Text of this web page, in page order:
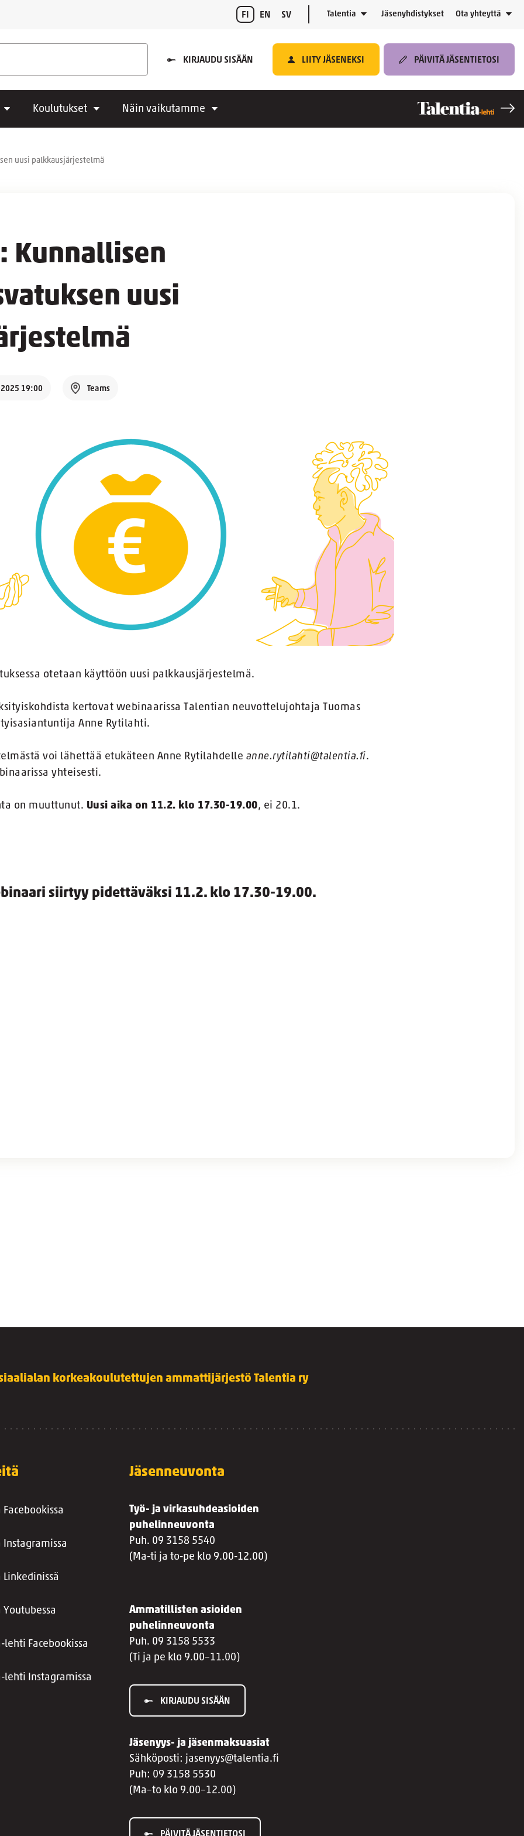
FI EN SV Talentia Jäsenyhdistykset Ota yhteyttä
KIRJAUDU SISÄÄN LIITY JÄSENEKSI PÄIVITÄ JÄSENTIETOSI
Koulutukset Näin vaikutamme
uusi palkkausjärjestelmä
Kunnallisen
uusi
19:00 Teams
otetaan käyttöön uusi palkkausjärjestelmä.
kertovat webinaarissa Talentian neuvottelujohtaja Tuomas
Anne Rytilahti.
voi lähettää etukäteen Anne Rytilahdelle anne.rytilahti@talentia.fi.
yhteisesti.
on muuttunut. Uusi aika on 11.2. klo 17.30-19.00, ei 20.1.
siirtyy pidettäväksi 11.2. klo 17.30-19.00.
korkeakoulutettujen ammattijärjestö Talentia ry
Instagramissa
lehti Facebookissa
lehti Instagramissa
Jäsenneuvonta
Työ- ja virkasuhdeasioiden
puhelinneuvonta
Puh. 09 3158 5540
(Ma-ti ja to-pe klo 9.00-12.00)
Ammatillisten asioiden
puhelinneuvonta
Puh. 09 3158 5533
(Ti ja pe klo 9.00–11.00)
KIRJAUDU SISÄÄN
Jäsenyys- ja jäsenmaksuasiat
Sähköposti: jasenyys@talentia.fi
Puh: 09 3158 5530
(Ma–to klo 9.00–12.00)